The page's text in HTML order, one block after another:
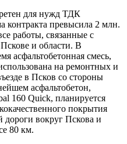
для нужд ТДК
контракта превысила 2 млн.
работы, связанные с
и области. В
асфальтобетонная смесь,
на ремонтных и
в Псков со стороны
асфальтобетон,
160 Quiсk, планируется
покрытия
дороги вокруг Пскова и
80 км.